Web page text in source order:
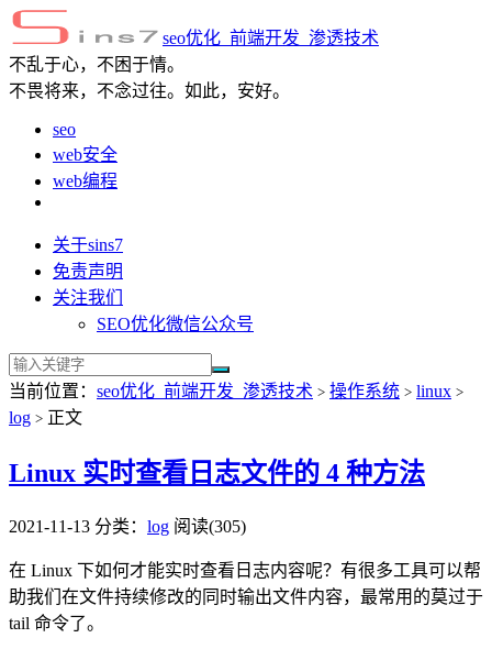
seo优化_前端开发_渗透技术
不乱于心，不困于情。
不畏将来，不念过往。如此，安好。
seo
web安全
web编程
关于sins7
免责声明
关注我们
SEO优化微信公众号
当前位置： seo优化_前端开发_渗透技术 > 操作系统 > linux >
log > 正文
Linux 实时查看日志文件的 4 种方法
2021-11-13 分类： log 阅读(305)
在 Linux 下如何才能实时查看日志内容呢？有很多工具可以帮
助我们在文件持续修改的同时输出文件内容，最常用的莫过于
tail 命令了。